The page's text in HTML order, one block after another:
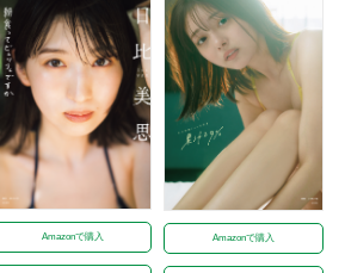
Amazonで購入 Amazonで購入